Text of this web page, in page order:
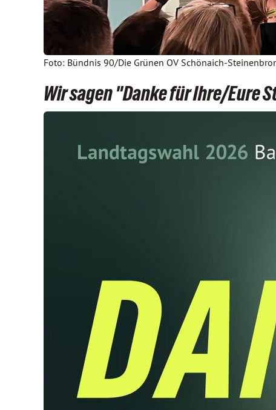
Foto: Bündnis 90/Die Grünen OV Schönaich-
Wir sagen "Danke für Ihre/Eure